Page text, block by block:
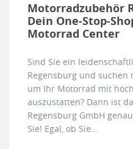
Motorradzubehör
Dein One-Stop-
Motorrad Center
Sind Sie ein
Regensburg und suchen
um Ihr Motorrad mit
auszustatten? Dann ist
Regensburg GmbH
Sie! Egal, ob Sie...